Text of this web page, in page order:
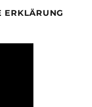
ERKLÄRUNG